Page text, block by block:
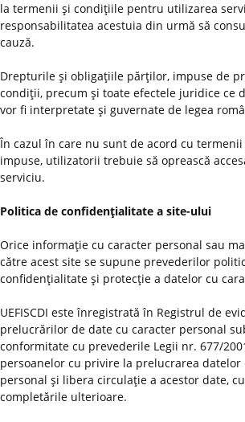
la termenii şi condiţiile pentru utilizarea
responsabilitatea acestuia din urmă să
cauză.
Drepturile şi obligaţiile părţilor, impuse de
condiţii, precum şi toate efectele juridice ce
vor fi interpretate şi guvernate de legea
În cazul în care nu sunt de acord cu
impuse, utilizatorii trebuie să oprească
serviciu.
Politica de confidenţialitate a site-ului
Orice informaţie cu caracter personal sau
către acest site se supune prevederilor
confidenţialitate şi protecţie a datelor cu
UEFISCDI este înregistrată în Registrul de
prelucrărilor de date cu caracter personal
conformitate cu prevederile Legii nr. 677/
persoanelor cu privire la prelucrarea datelor
personal şi libera circulaţie a acestor date,
completările ulterioare.